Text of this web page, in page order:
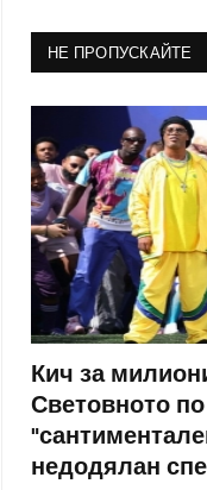
НЕ ПРОПУСКАЙТЕ
Кич за
Световното
недодялан